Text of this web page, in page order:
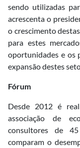
sendo utilizadas
acrescenta o
o crescimento
para estes
oportunidades e os
expansão destes
Fórum
Desde 2012 é
associação de
consultores de
comparam o